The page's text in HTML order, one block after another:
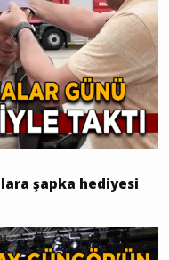
şapka hediyesi